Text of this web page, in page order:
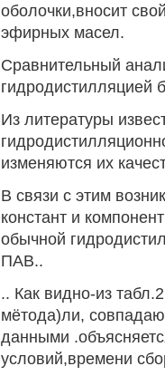
оболочки,вносит
эфирных масел.
Сравнительный
гидродистилляцией
Из литературы
изменяются их
В связи с этим
констант и
обычной
ПАВ..
.. Как видно-из
мётода)ли,
данными
условий,времени